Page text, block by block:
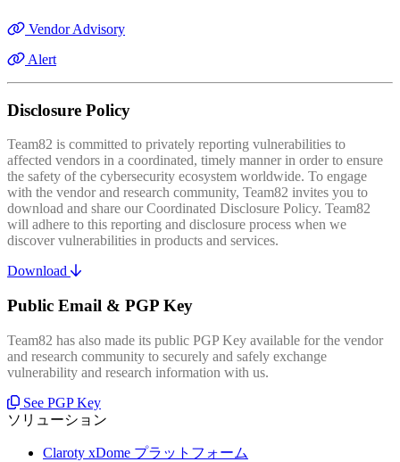
Vendor Advisory
Alert
Disclosure Policy
Team82 is committed to privately reporting vulnerabilities to
affected vendors in a coordinated, timely manner in order to ensure
the safety of the cybersecurity ecosystem worldwide. To engage
with the vendor and research community, Team82 invites you to
download and share our Coordinated Disclosure Policy. Team82
will adhere to this reporting and disclosure process when we
discover vulnerabilities in products and services.
Download
Public Email & PGP Key
Team82 has also made its public PGP Key available for the vendor
and research community to securely and safely exchange
vulnerability and research information with us.
See PGP Key
ソリューション
Claroty xDome プラットフォーム